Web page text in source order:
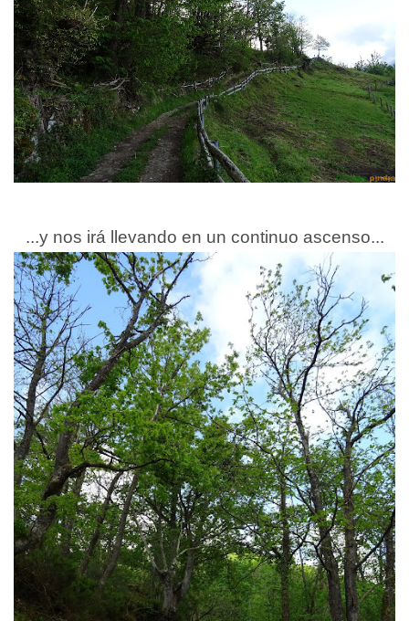
...y nos irá llevando en un continuo ascenso...